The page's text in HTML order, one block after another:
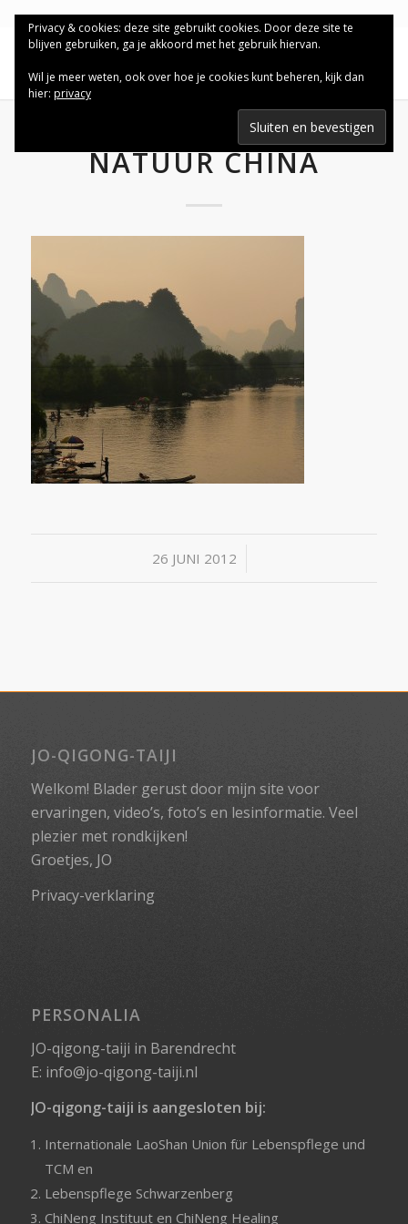
NATUUR CHINA
26 JUNI 2012
/
JO-QIGONG-TAIJI
Welkom! Blader gerust door mijn site voor
ervaringen, video’s, foto’s en lesinformatie. Veel
plezier met rondkijken!
Groetjes, JO
Privacy-verklaring
PERSONALIA
JO-qigong-taiji in Barendrecht
E: info@jo-qigong-taiji.nl
JO-qigong-taiji is aangesloten bij:
Internationale LaoShan Union für Lebenspflege und
TCM en
Lebenspflege Schwarzenberg
ChiNeng Instituuten ChiNeng Healing
Privacy & cookies: deze site gebruikt cookies. Door deze site te
blijven gebruiken, ga je akkoord met het gebruik hiervan.
Wil je meer weten, ook over hoe je cookies kunt beheren, kijk dan
hier: privacy